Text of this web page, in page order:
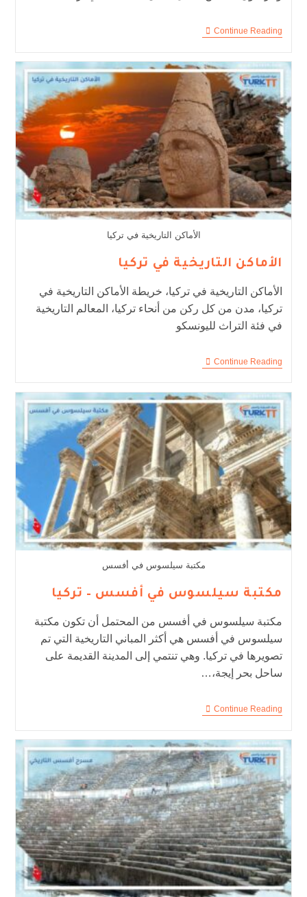
Continue Reading
الأماكن التاريخية في تركيا
الأماكن التاريخية في تركيا
الأماكن التاريخية في تركيا، خريطة الأماكن التاريخية في
تركيا، مدن من كل ركن من أنحاء تركيا، المعالم التاريخية
في فئة التراث لليونسكو
Continue Reading
مكتبة سيلسوس في أفسس
مكتبة سيلسوس في أفسس – تركيا
مكتبة سيلسوس في أفسس من المحتمل أن تكون مكتبة
سيلسوس في أفسس هي أكثر المباني التاريخية التي تم
تصويرها في تركيا. وهي تنتمي إلى المدينة القديمة على
ساحل بحر إيجة،…
Continue Reading